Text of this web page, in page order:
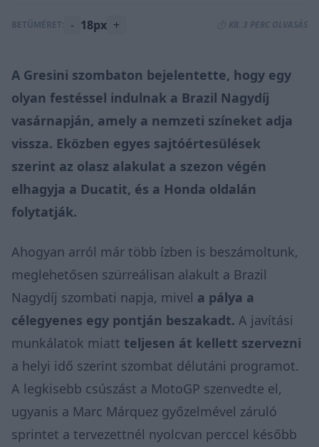
BETŰMÉRET: - 18px + ⏱️ KB. 3 PERC OLVASÁS
A Gresini szombaton bejelentette, hogy egy
olyan festéssel indulnak a Brazil Nagydíj
vasárnapján, amely a nemzeti színeket adja
vissza. Eközben egyes sajtóértesülések
szerint az olasz alakulat a szezon végén
elhagyja a Ducatit, és a Honda oldalán
folytatják.
Ahogyan arról már több ízben is beszámoltunk,
meglehetősen szürreálisan alakult a Brazil
Nagydíj szombati napja, mivel a pálya a
célegyenes egy pontján beszakadt. A javítási
munkálatok miatt teljesen át kellett szervezni
a helyi idő szerint szombat délutáni programot.
A legkisebb csúszást a MotoGP szenvedte el,
ugyanis a Marc Márquez győzelmével záruló
sprintet a tervezettnél nyolcvan perccel később